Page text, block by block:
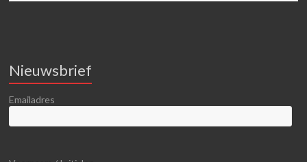
Nieuwsbrief
Emailadres